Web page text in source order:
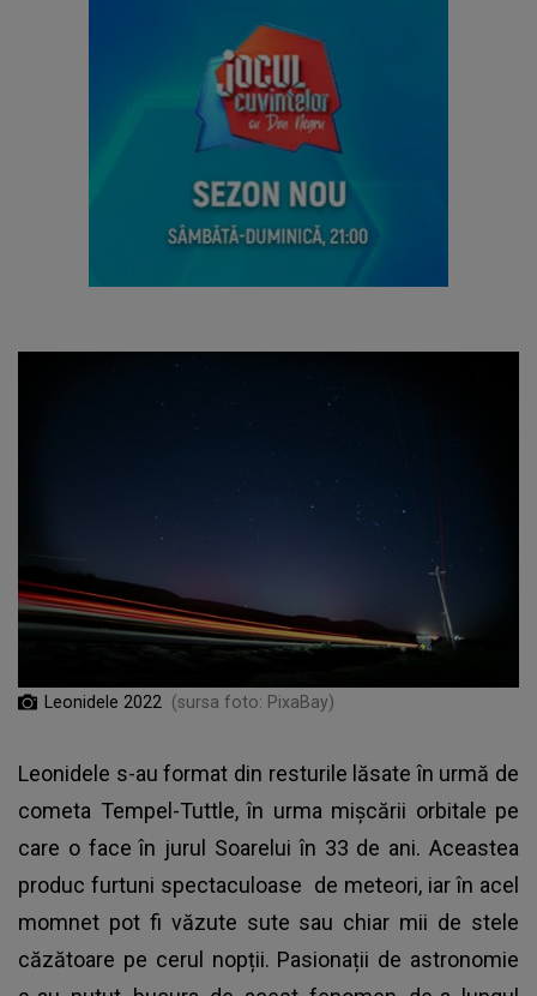
Leonidele 2022 (sursa foto: PixaBay)
Leonidele s-au format din resturile lăsate în urmă de
cometa Tempel-Tuttle, în urma mișcării orbitale pe
care o face în jurul Soarelui în 33 de ani. Aceastea
produc furtuni spectaculoase de meteori, iar în acel
momnet pot fi văzute sute sau chiar mii de stele
căzătoare pe cerul nopții. Pasionații de astronomie